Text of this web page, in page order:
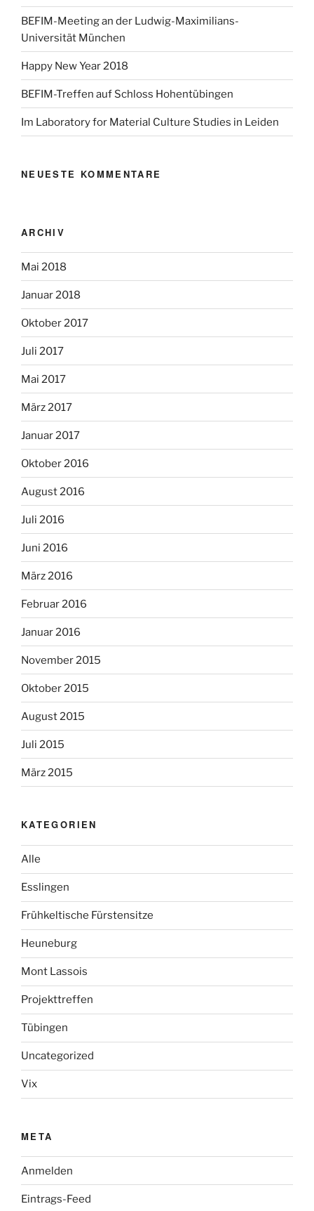
BEFIM-Meeting an der Ludwig-Maximilians-
Universität München
Happy New Year 2018
BEFIM-Treffen auf Schloss Hohentübingen
Im Laboratory for Material Culture Studies in Leiden
NEUESTE KOMMENTARE
ARCHIV
Mai 2018
Januar 2018
Oktober 2017
Juli 2017
Mai 2017
März 2017
Januar 2017
Oktober 2016
August 2016
Juli 2016
Juni 2016
März 2016
Februar 2016
Januar 2016
November 2015
Oktober 2015
August 2015
Juli 2015
März 2015
KATEGORIEN
Alle
Esslingen
Frühkeltische Fürstensitze
Heuneburg
Mont Lassois
Projekttreffen
Tübingen
Uncategorized
Vix
META
Anmelden
Eintrags-Feed